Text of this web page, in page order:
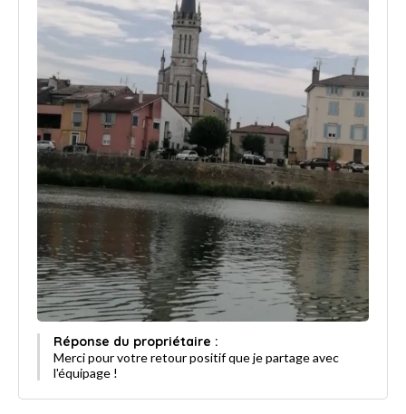
Réponse du propriétaire :
Merci pour votre retour positif que je partage avec
l'équipage !